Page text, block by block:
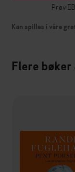
Prøv
Kan spilles i våre
Flere